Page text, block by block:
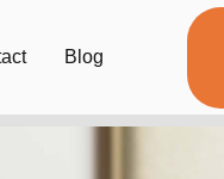
Blog